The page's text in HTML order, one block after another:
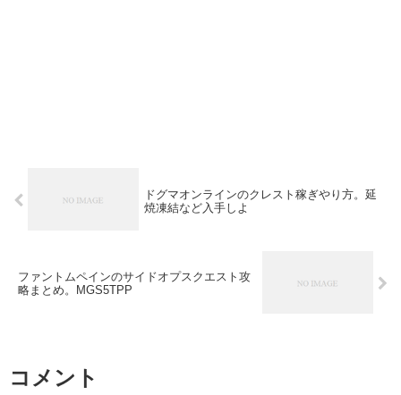
ドグマオンラインのクレスト稼ぎやり方。延
焼凍結など入手しよ
ファントムペインのサイドオプスクエスト攻
略まとめ。MGS5TPP
コメント